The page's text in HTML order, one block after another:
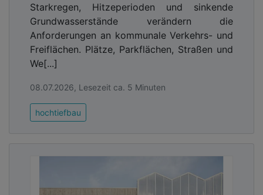
Starkregen, Hitzeperioden und sinkende
Grundwasserstände verändern die
Anforderungen an kommunale Verkehrs- und
Freiflächen. Plätze, Parkflächen, Straßen und
We[...]
08.07.2026, Lesezeit ca. 5 Minuten
hochtiefbau